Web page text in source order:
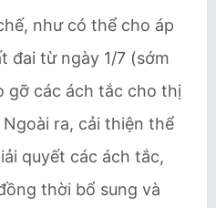
như có thể cho áp
đai từ ngày 1/7 (sớm
gỡ các ách tắc cho thị
ra, cải thiện thể
quyết các ách tắc,
thời bổ sung và